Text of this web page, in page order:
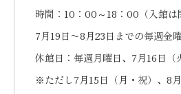
時間：10：00～18：00（入館は
7月19日〜8月23日までの毎週金
休館日：毎週月曜日、7月16日（
※ただし7月15日（月・祝）、8